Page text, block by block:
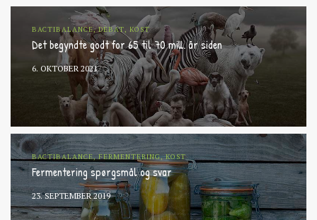
BACTIBALANCE, DEBAT, KOST
Det begyndte godt for 65 til 70 mill. år siden
6. OKTOBER 2021
BACTIBALANCE, FERMENTERING, KOST
Fermentering spørgsmål og svar
23. SEPTEMBER 2019